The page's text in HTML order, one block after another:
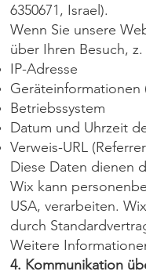
6350671, Israel).
Wenn Sie unsere
über Ihren Besuch, z.
IP-Adresse
Geräteinformationen
Betriebssystem
Datum und Uhrzeit
Verweis-URL
Diese Daten dienen
Wix kann
USA, verarbeiten.
durch
Weitere
4. Kommunikation